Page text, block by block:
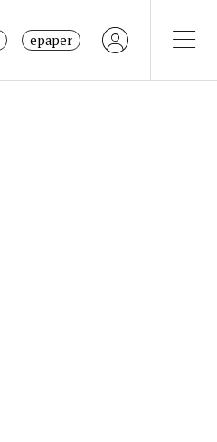
epaper